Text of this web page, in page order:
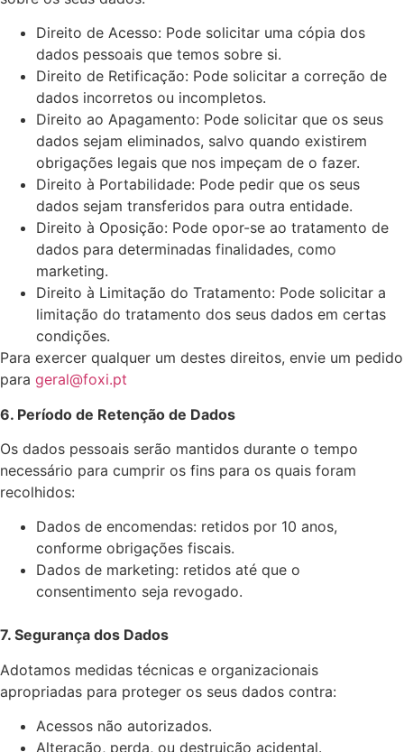
Direito de Acesso: Pode solicitar uma cópia dos
dados pessoais que temos sobre si.
Direito de Retificação: Pode solicitar a correção de
dados incorretos ou incompletos.
Direito ao Apagamento: Pode solicitar que os seus
dados sejam eliminados, salvo quando existirem
obrigações legais que nos impeçam de o fazer.
Direito à Portabilidade: Pode pedir que os seus
dados sejam transferidos para outra entidade.
Direito à Oposição: Pode opor-se ao tratamento de
dados para determinadas finalidades, como
marketing.
Direito à Limitação do Tratamento: Pode solicitar a
limitação do tratamento dos seus dados em certas
condições.
Para exercer qualquer um destes direitos, envie um pedido
para geral@foxi.pt
6. Período de Retenção de Dados
Os dados pessoais serão mantidos durante o tempo
necessário para cumprir os fins para os quais foram
recolhidos:
Dados de encomendas: retidos por 10 anos,
conforme obrigações fiscais.
Dados de marketing: retidos até que o
consentimento seja revogado.
7. Segurança dos Dados
Adotamos medidas técnicas e organizacionais
apropriadas para proteger os seus dados contra:
Acessos não autorizados.
Alteração, perda, ou destruição acidental.